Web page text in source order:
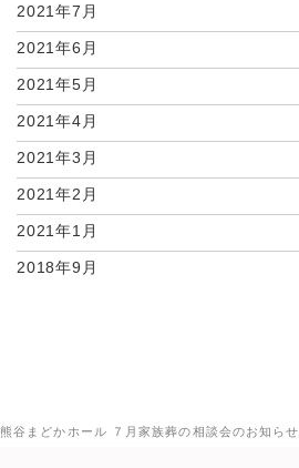
熊谷まどかホール ７月家族葬の相談会のお知らせ
2021年7月
2021年6月
2021年5月
2021年4月
2021年3月
2021年2月
2021年1月
2018年9月